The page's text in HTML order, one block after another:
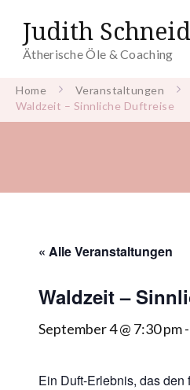
Judith
Ätherische Öle & Coaching
Home
Veranstaltungen
Waldzeit – Sinnliche Duftreise
« Alle Veranstaltungen
Waldzeit –
September 4 @ 7:30 pm-
Ein Duft-Erlebnis, das den